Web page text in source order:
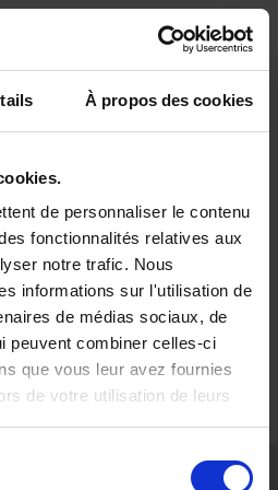
À propos des cookies
de personnaliser le contenu
fonctionnalités relatives aux
notre trafic. Nous
informations sur l'utilisation de
de médias sociaux, de
peuvent combiner celles-ci
que vous leur avez fournies
de votre utilisation de leurs
SA
Bruxelles
uniquement disponible de